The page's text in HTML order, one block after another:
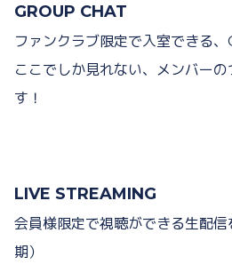
GROUP CHAT
ファンクラブ限定で入室できる
ここでしか見れない、メンバー
す！
LIVE STREAMING
会員様限定で視聴ができる生配
期）